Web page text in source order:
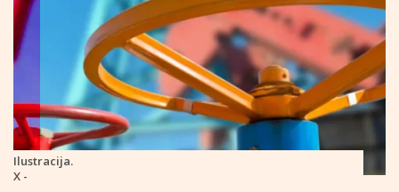
Ilustracija.
X -